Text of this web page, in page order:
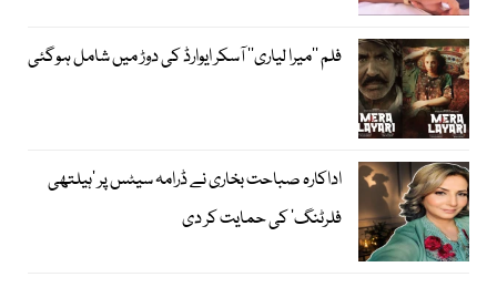
فلم ’’میرا لیاری‘‘ آسکر ایوارڈ کی دوڑ میں شامل ہوگئی
اداکارہ صباحت بخاری نے ڈرامہ سیٹس پر ’ہیلتھی
فلرٹنگ‘ کی حمایت کر دی